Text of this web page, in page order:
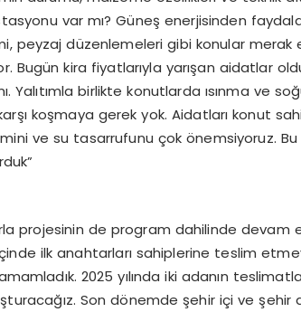
var mı? Güneş enerjisinden
peyzaj düzenlemeleri gibi konular merak
Bugün kira fiyatlarıyla yarışan aidatlar
Yalıtımla birlikte konutlarda ısınma ve
koşmaya gerek yok. Aidatları konut
ve su tasarrufunu çok önemsiyoruz.
projesinin de program dahilinde
ilk anahtarları sahiplerine teslim
2025 yılında iki adanın
Son dönemde şehir içi ve şehir